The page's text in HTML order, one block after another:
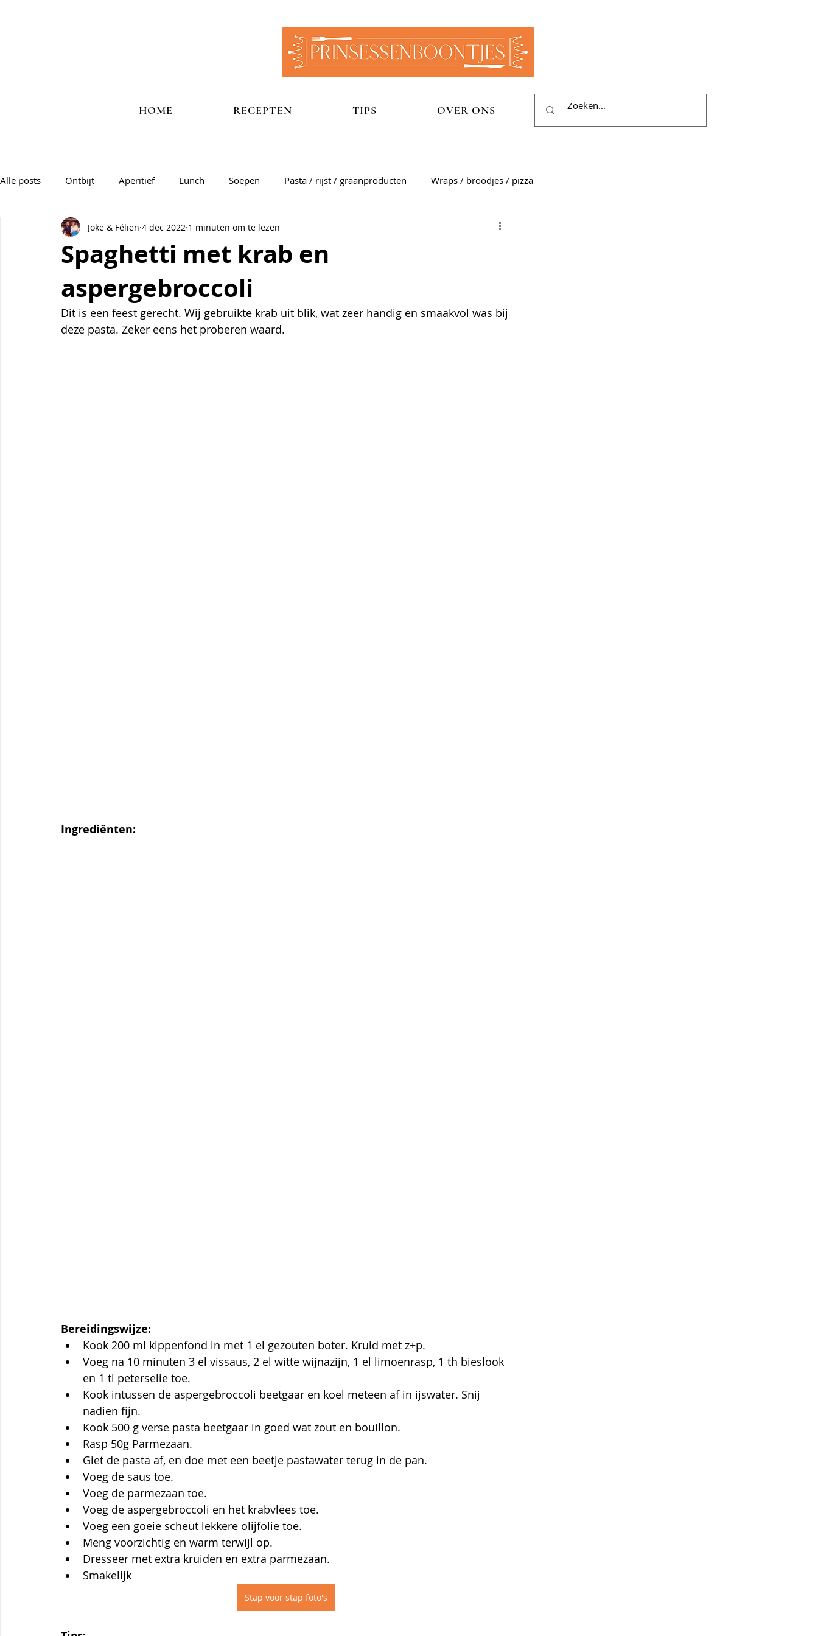
HOME RECEPTEN TIPS OVER ONS
Alle posts Ontbijt Aperitief Lunch Soepen Pasta / rijst / graanproducten Wraps / broodjes / pizza
Vis Veggie Salades & groentegerechten Sauzen
Thermomix Aardbei
Spaghetti met krab en
aspergebroccoli
Joke & Félien 4 dec 2022 1 minuten om te lezen
Dit is een feest gerecht. Wij gebruikte krab uit blik, wat zeer handig en smaakvol was bij
deze pasta. Zeker eens het proberen waard.
Ingrediënten:
Bereidingswijze:
Kook 200 ml kippenfond in met 1 el gezouten boter. Kruid met z+p.
Voeg na 10 minuten 3 el vissaus, 2 el witte wijnazijn, 1 el limoenrasp, 1 th bieslook
en 1 tl peterselie toe.
Kook intussen de aspergebroccoli beetgaar en koel meteen af in ijswater. Snij
nadien fijn.
Kook 500 g verse pasta beetgaar in goed wat zout en bouillon.
Rasp 50g Parmezaan.
Giet de pasta af, en doe met een beetje pastawater terug in de pan.
Voeg de saus toe.
Voeg de parmezaan toe.
Voeg de aspergebroccoli en het krabvlees toe.
Voeg een goeie scheut lekkere olijfolie toe.
Meng voorzichtig en warm terwijl op.
Dresseer met extra kruiden en extra parmezaan.
Smakelijk
Stap voor stap foto's